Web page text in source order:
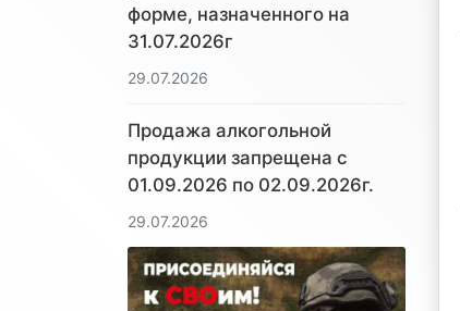
форме, назначенного на
31.07.2026г
29.07.2026
Продажа алкогольной
продукции запрещена с
01.09.2026 по 02.09.2026г.
29.07.2026